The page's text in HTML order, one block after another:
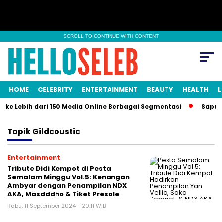
SCROLL TO CONTINUE WITH CONTENT
HOME CELEBRITY ENTERTAINMENT BEAUTY HEALTH
Lebih dari 150 Media Online Berbagai Segmentasi
TopikGildcoustic
Entertainment
Tribute Didi Kempot di Pesta
Semalam Minggu Vol.5: Kenangan
Ambyar dengan Penampilan NDX
AKA, Masdddho & Tiket Presale
Rabu, 11 September 2024 - 20:11 WIB